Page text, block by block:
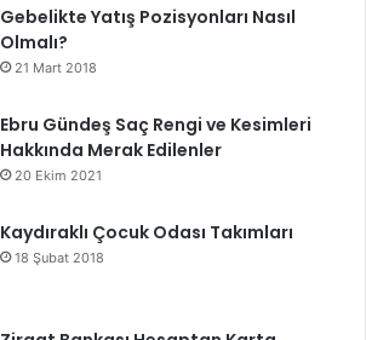
diyette uyulması gereken kurallar
Gebelikte Yatış Pozisyonları Nasıl
Olmalı?
21 Mart 2018
Ebru Gündeş Saç Rengi ve Kesimleri
Hakkında Merak Edilenler
20 Ekim 2021
Kaydıraklı Çocuk Odası Takımları
18 Şubat 2018